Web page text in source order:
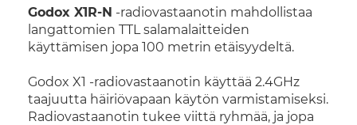
Godox X1R-N -radiovastaanotin mahdollistaa
langattomien TTL salamalaitteiden
käyttämisen jopa 100 metrin etäisyydeltä.
Godox X1 -radiovastaanotin käyttää 2.4GHz
taajuutta häiriövapaan käytön varmistamiseksi.
Radiovastaanotin tukee viittä ryhmää, ja jopa